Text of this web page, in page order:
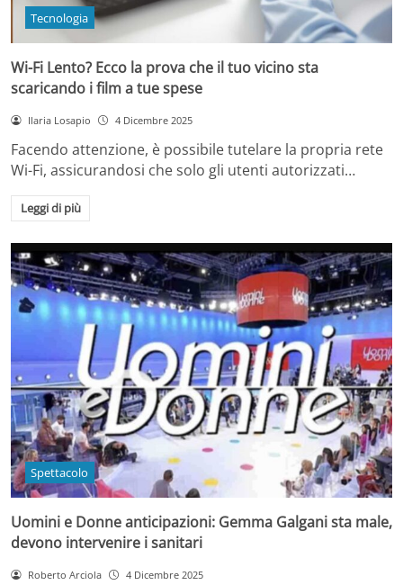
Tecnologia
Wi-Fi Lento? Ecco la prova che il tuo vicino sta
scaricando i film a tue spese
Ilaria Losapio 4 Dicembre 2025
Facendo attenzione, è possibile tutelare la propria rete
Wi-Fi, assicurandosi che solo gli utenti autorizzati…
Leggi di più
Spettacolo
Uomini e Donne anticipazioni: Gemma Galgani sta male,
devono intervenire i sanitari
Roberto Arciola 4 Dicembre 2025